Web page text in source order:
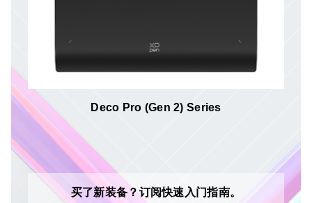
Deco Pro (Gen 2) Series
买了新装备？订阅快速入门指南。
取消订阅：随时一键取消
绘画教程
提示与故障排除
新品发布与优惠活动
艺术家故事与灵感